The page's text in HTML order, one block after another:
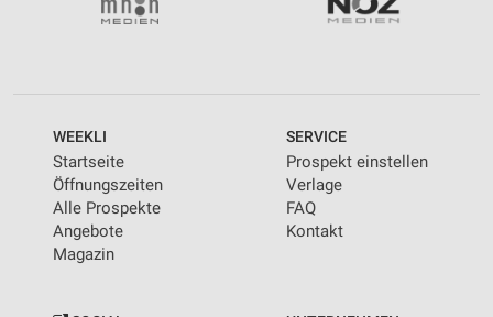
WEEKLI
Startseite
Öffnungszeiten
Alle Prospekte
Angebote
Magazin
SERVICE
Prospekt einstellen
Verlage
FAQ
Kontakt